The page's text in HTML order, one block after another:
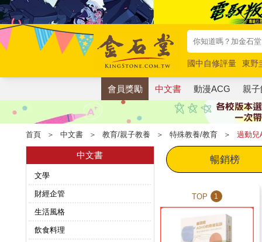
國中自修評量
東野
唯紅花綻放
奧德賽
會員獎勵 中文書 動漫ACG 親
首頁 ＞ 中文書 ＞ 教育/親子教養 ＞ 特殊教養/教育 ＞ 過動兒
中文書
文學
財經企管
生活風格
飲食料理
暢銷榜
TOP 1